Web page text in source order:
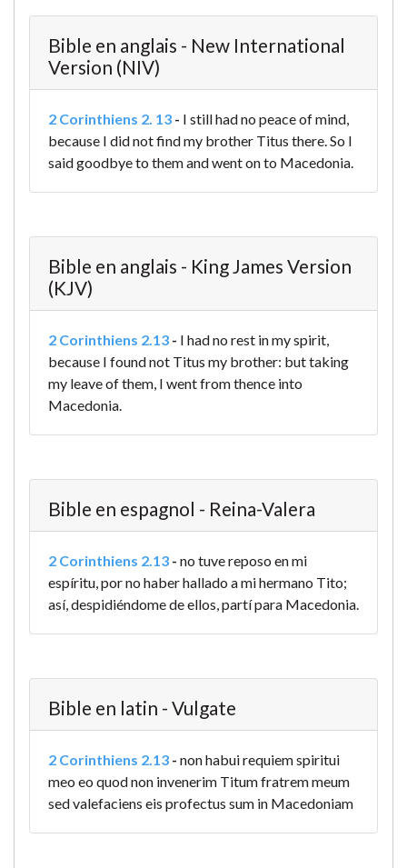
Bible en anglais - New International
Version (NIV)
2 Corinthiens 2. 13 - I still had no peace of mind,
because I did not find my brother Titus there. So I
said goodbye to them and went on to Macedonia.
Bible en anglais - King James Version
(KJV)
2 Corinthiens 2.13 - I had no rest in my spirit,
because I found not Titus my brother: but taking
my leave of them, I went from thence into
Macedonia.
Bible en espagnol - Reina-Valera
2 Corinthiens 2.13 - no tuve reposo en mi
espíritu, por no haber hallado a mi hermano Tito;
así, despidiéndome de ellos, partí para Macedonia.
Bible en latin - Vulgate
2 Corinthiens 2.13 - non habui requiem spiritui
meo eo quod non invenerim Titum fratrem meum
sed valefaciens eis profectus sum in Macedoniam